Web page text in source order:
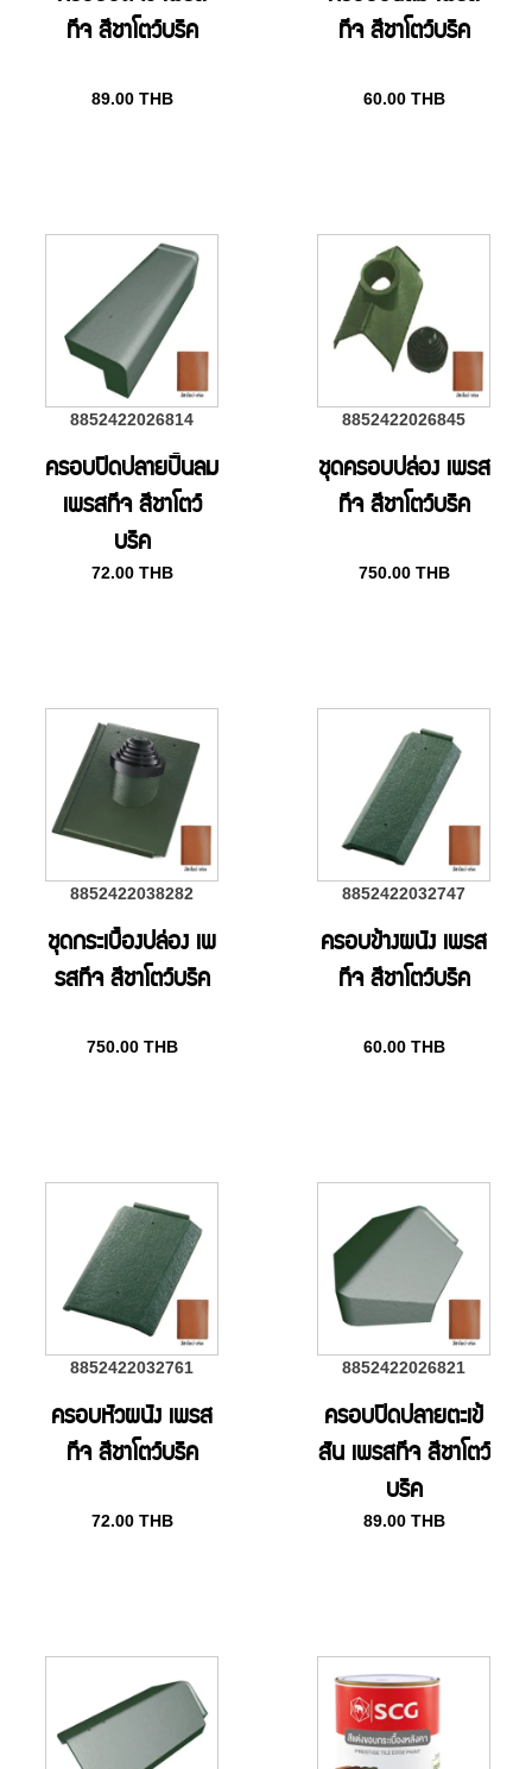
ทีจ สีชาโตว์บริค
89.00 THB
ทีจ สีชาโตว์บริค
60.00 THB
8852422026814
ครอบปิดปลายปั้นลม
เพรสทีจ สีชาโตว์
บริค
72.00 THB
8852422026845
ชุดครอบปล่อง เพรส
ทีจ สีชาโตว์บริค
750.00 THB
8852422038282
ชุดกระเบื้องปล่อง เพ
รสทีจ สีชาโตว์บริค
750.00 THB
8852422032747
ครอบข้างผนัง เพรส
ทีจ สีชาโตว์บริค
60.00 THB
8852422032761
ครอบหัวผนัง เพรส
ทีจ สีชาโตว์บริค
72.00 THB
8852422026821
ครอบปิดปลายตะเข้
สัน เพรสทีจ สีชาโตว์
บริค
89.00 THB